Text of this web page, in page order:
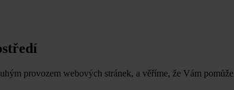
provozem webových stránek, a věříme, že Vám pomůže